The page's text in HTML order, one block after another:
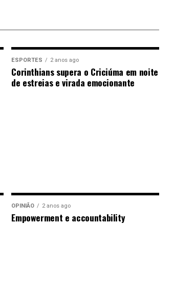
ESPORTES 2 anos ago
Corinthians supera o Criciúma em noite
de estreias e virada emocionante
OPINIÃO 2 anos ago
Empowerment e accountability